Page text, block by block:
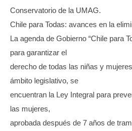
Conservatorio de la UMAG.
Chile para Todas: avances en la
La agenda de Gobierno “Chile para
para garantizar el
derecho de todas las niñas y
ámbito legislativo, se
encuentran la Ley Integral para
las mujeres,
aprobada después de 7 años de